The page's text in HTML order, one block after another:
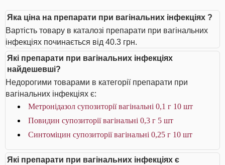
Яка ціна на препарати при вагінальних інфекціях ?
Вартість товару в каталозі препарати при вагінальних
інфекціях починається від 40.3 грн.
Які препарати при вагінальних інфекціях
найдешевші?
Недорогими товарами в категорії препарати при
вагінальних інфекціях є:
Метронідазол супозиторії вагінальні 0,1 г 10 шт
Повидин супозиторії вагінальні 0,3 г 5 шт
Синтоміцин супозиторії вагінальні 0,25 г 10 шт
Які препарати при вагінальних інфекціях є